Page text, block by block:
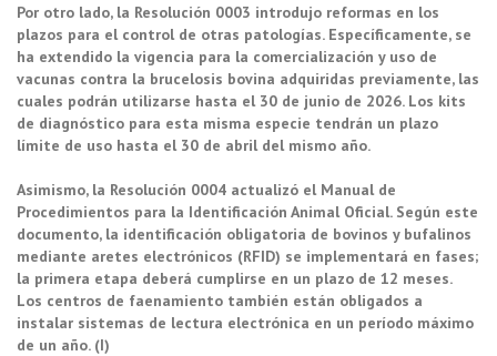
Por otro lado, la Resolución 0003 introdujo reformas en los
plazos para el control de otras patologías. Específicamente, se
ha extendido la vigencia para la comercialización y uso de
vacunas contra la brucelosis bovina adquiridas previamente, las
cuales podrán utilizarse hasta el 30 de junio de 2026. Los kits
de diagnóstico para esta misma especie tendrán un plazo
límite de uso hasta el 30 de abril del mismo año.
Asimismo, la Resolución 0004 actualizó el Manual de
Procedimientos para la Identificación Animal Oficial. Según este
documento, la identificación obligatoria de bovinos y bufalinos
mediante aretes electrónicos (RFID) se implementará en fases;
la primera etapa deberá cumplirse en un plazo de 12 meses.
Los centros de faenamiento también están obligados a
instalar sistemas de lectura electrónica en un período máximo
de un año. (I)